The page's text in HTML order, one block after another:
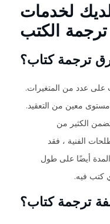
لخدمات
ترجمة الكتب
ترجمة كتاب؟
على عدد من المتغيرات.
معين من التعقيد.
الكثير من
الفنية ، فقد
أيضًا على طول
كتب فيه.
ترجمة كتاب؟